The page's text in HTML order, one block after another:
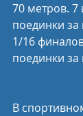
70 метров. 7
поединки за
1/16
поединки
В